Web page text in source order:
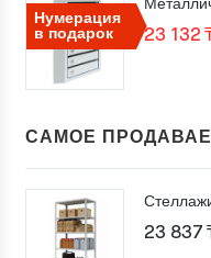
Нумерация
в подарок
23 132
САМОЕ
23 837